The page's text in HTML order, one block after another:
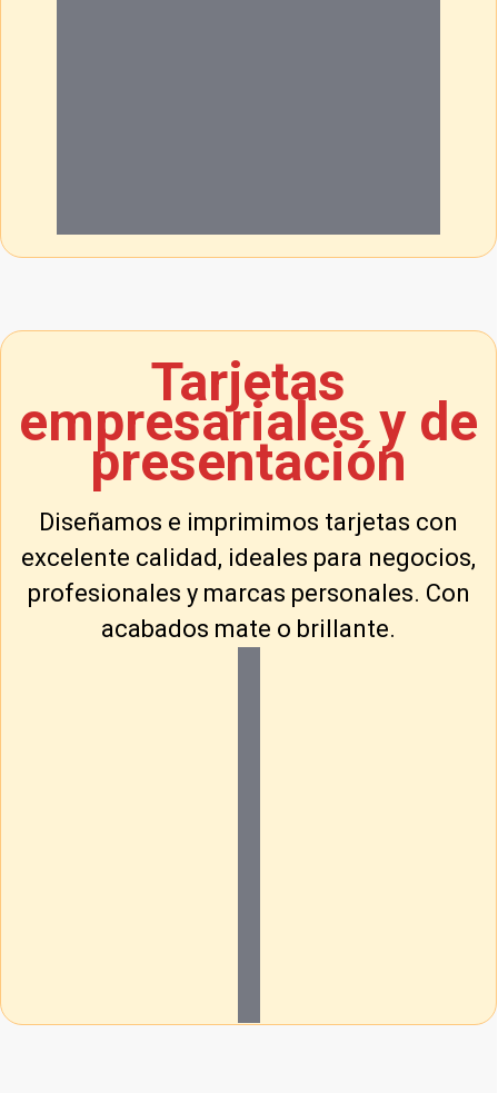
Tarjetas
empresariales y de
presentación
Diseñamos e imprimimos tarjetas con
excelente calidad, ideales para negocios,
profesionales y marcas personales. Con
acabados mate o brillante.